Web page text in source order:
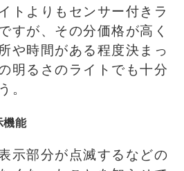
トよりもセンサー付きラ
すが、その分価格が高く
や時間がある程度決まっ
明るさのライトでも十分
。
機能
示部分が点滅するなどの